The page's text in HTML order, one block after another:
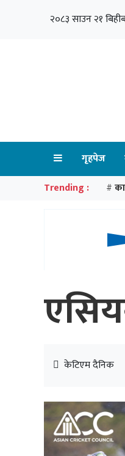
२०८३ साउन २१
गृहपेज
Trending : #
केटिएम दैनिक